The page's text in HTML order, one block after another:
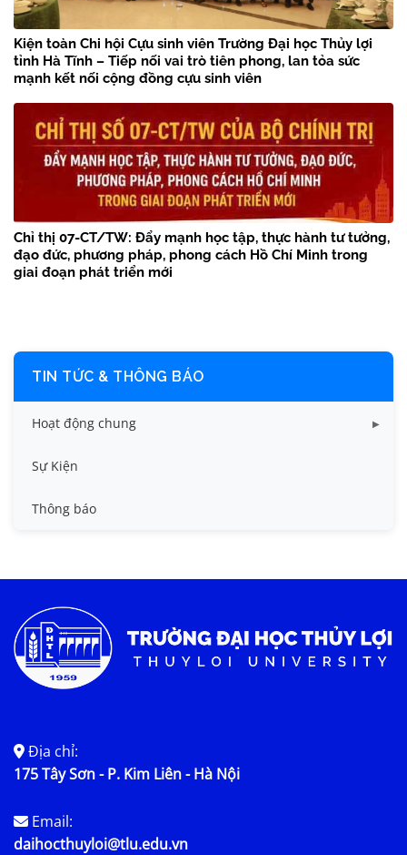
Kiện toàn Chi hội Cựu sinh viên Trường Đại học Thủy lợi
tỉnh Hà Tĩnh – Tiếp nối vai trò tiên phong, lan tỏa sức
mạnh kết nối cộng đồng cựu sinh viên
Chỉ thị 07-CT/TW: Đẩy mạnh học tập, thực hành tư tưởng,
đạo đức, phương pháp, phong cách Hồ Chí Minh trong
giai đoạn phát triển mới
TIN TỨC & THÔNG BÁO
Hoạt động chung
Tin công tác sinh viên
Tin đào tạo
Tin tức chung
Sự Kiện
Thông báo
Địa chỉ:
175 Tây Sơn - P. Kim Liên - Hà Nội
Email:
daihocthuyloi@tlu.edu.vn